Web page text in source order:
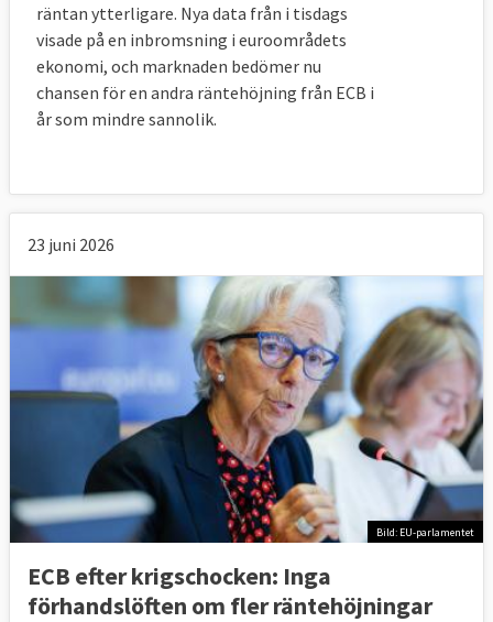
räntan ytterligare. Nya data från i tisdags
visade på en inbromsning i euroområdets
ekonomi, och marknaden bedömer nu
chansen för en andra räntehöjning från ECB i
år som mindre sannolik.
23 juni 2026
Bild: EU-parlamentet
ECB efter krigschocken: Inga
förhandslöften om fler räntehöjningar